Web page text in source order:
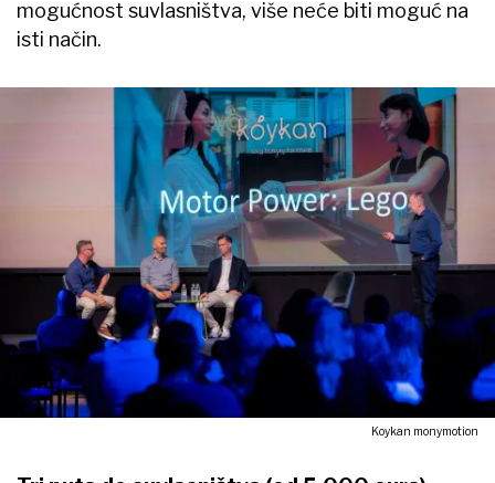
mogućnost suvlasništva, više neće biti moguć na
isti način.
Koykan monymotion